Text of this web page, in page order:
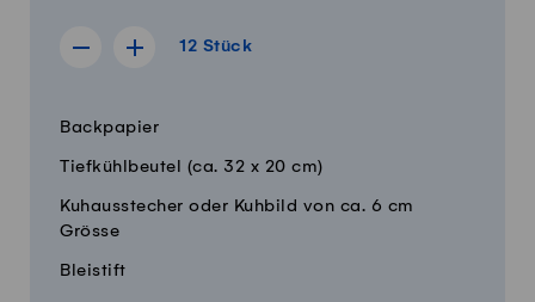
Rezept für 11 Stück anzeigen
Rezept für 13 Stück anzeigen
12 Stück
MengeZutaten
Backpapier
Tiefkühlbeutel (ca. 32 x 20 cm)
Kuhausstecher oder Kuhbild von ca. 6 cm
Grösse
Bleistift